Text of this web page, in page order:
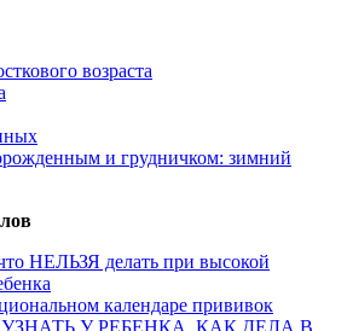
возраста
и грудничком: зимний
НЕЛЬЗЯ делать при высокой
календаре прививок
У РЕБЕНКА, КАК ДЕЛА В